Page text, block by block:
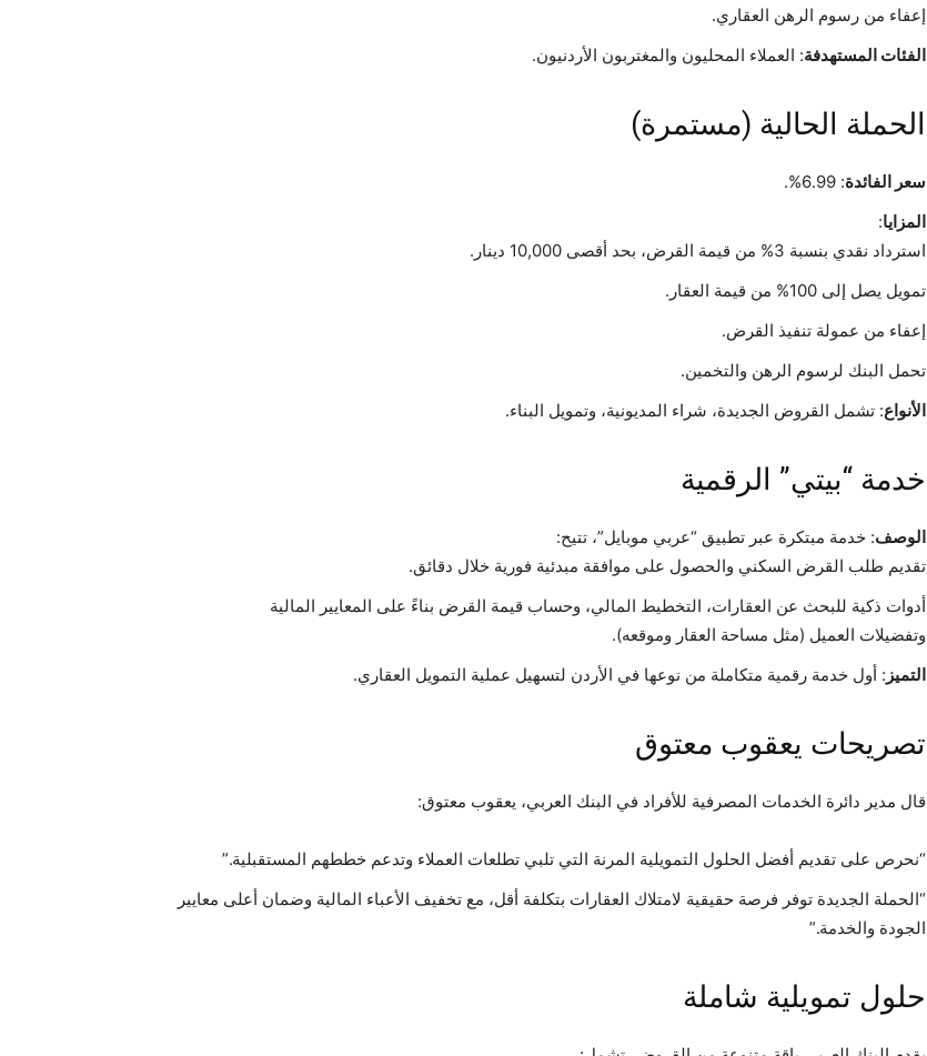
إعفاء من رسوم الرهن العقاري.
الفئات المستهدفة: العملاء المحليون والمغتربون الأردنيون.
الحملة الحالية (مستمرة)
سعر الفائدة: 6.99%.
المزايا:
استرداد نقدي بنسبة 3% من قيمة القرض، بحد أقصى 10,000 دينار.
تمويل يصل إلى 100% من قيمة العقار.
إعفاء من عمولة تنفيذ القرض.
تحمل البنك لرسوم الرهن والتخمين.
الأنواع: تشمل القروض الجديدة، شراء المديونية، وتمويل البناء.
خدمة “بيتي” الرقمية
الوصف: خدمة مبتكرة عبر تطبيق “عربي موبايل”، تتيح:
تقديم طلب القرض السكني والحصول على موافقة مبدئية فورية خلال دقائق.
أدوات ذكية للبحث عن العقارات، التخطيط المالي، وحساب قيمة القرض بناءً على المعايير المالية
وتفضيلات العميل (مثل مساحة العقار وموقعه).
التميز : أول خدمة رقمية متكاملة من نوعها في الأردن لتسهيل عملية التمويل العقاري.
تصريحات يعقوب معتوق
قال مدير دائرة الخدمات المصرفية للأفراد في البنك العربي، يعقوب معتوق:
“نحرص على تقديم أفضل الحلول التمويلية المرنة التي تلبي تطلعات العملاء وتدعم خططهم المستقبلية.”
“الحملة الجديدة توفر فرصة حقيقية لامتلاك العقارات بتكلفة أقل، مع تخفيف الأعباء المالية وضمان أعلى معايير
الجودة والخدمة.”
حلول تمويلية شاملة